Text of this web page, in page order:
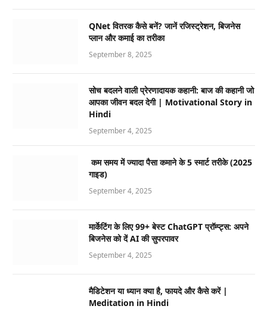
QNet वितरक कैसे बनें? जानें रजिस्ट्रेशन, बिजनेस
प्लान और कमाई का तरीका
September 8, 2025
सोच बदलने वाली प्रेरणादायक कहानी: बाज की कहानी जो
आपका जीवन बदल देगी | Motivational Story in
Hindi
September 4, 2025
कम समय में ज्यादा पैसा कमाने के 5 स्मार्ट तरीके (2025
गाइड)
September 4, 2025
मार्केटिंग के लिए 99+ बेस्ट ChatGPT प्रॉम्प्ट्स: अपने
बिजनेस को दें AI की सुपरपावर
September 4, 2025
मैडिटेशन या ध्यान क्या है, फायदे और कैसे करें |
Meditation in Hindi